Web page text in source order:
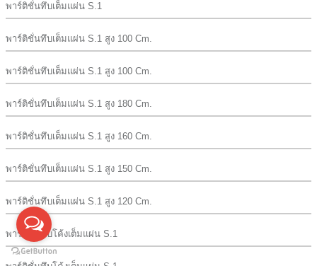
พาร์ติชั่นทึบเต็มแผ่น S.1
พาร์ติชั่นทึบเต็มแผ่น S.1 สูง 100 Cm.
พาร์ติชั่นทึบเต็มแผ่น S.1 สูง 100 Cm.
พาร์ติชั่นทึบเต็มแผ่น S.1 สูง 180 Cm.
พาร์ติชั่นทึบเต็มแผ่น S.1 สูง 160 Cm.
พาร์ติชั่นทึบเต็มแผ่น S.1 สูง 150 Cm.
พาร์ติชั่นทึบเต็มแผ่น S.1 สูง 120 Cm.
พาร์ติชั่นทึบโค้งเต็มแผ่น S.1